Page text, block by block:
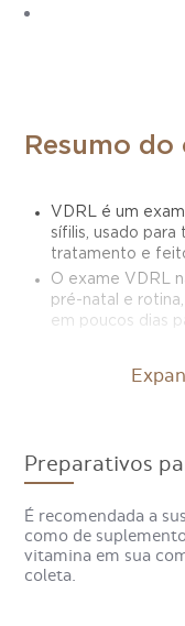
Resumo
VDRL é um
sífilis, usado
tratamento e
O exame VDRL
pré-natal e
em poucos dias
O que é
principalmente para
identificar sinais
transmissível, sendo
acompanhamento
Esse exame
Preparativos
É recomendada a
como de
vitamina em sua
coleta.